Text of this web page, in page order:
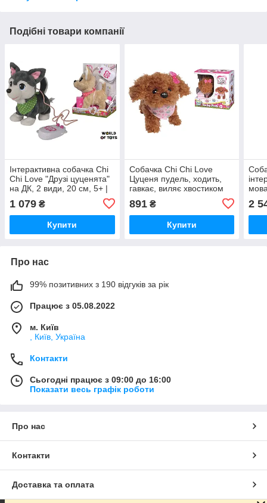
Подібні товари компанії
Інтерактивна собачка Chi
Chi Love "Друзі цуценята"
на ДК, 2 види, 20 см, 5+ |
1 079 ₴
Купити
Собачка Chi Chi Love
Цуценя пудель, ходить,
гавкає, виляє хвостиком
891₴
Купити
2
Про нас
99% позитивних з 190 відгуків за рік
Працює з 05.08.2022
м. Київ
, Київ, Україна
Контакти
Сьогодні працює з 09:00 до 16:00
Показати весь графік роботи
Про нас
Контакти
Доставка та оплата